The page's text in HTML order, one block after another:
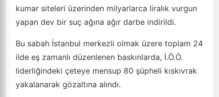
kumar siteleri üzerinden milyarlarca liralık vurgun
yapan dev bir suç ağına ağır darbe indirildi.
Bu sabah İstanbul merkezli olmak üzere toplam 24
ilde eş zamanlı düzenlenen baskınlarda, İ.Ö.Ö.
liderliğindeki çeteye mensup 80 şüpheli kıskıvrak
yakalanarak gözaltına alındı.